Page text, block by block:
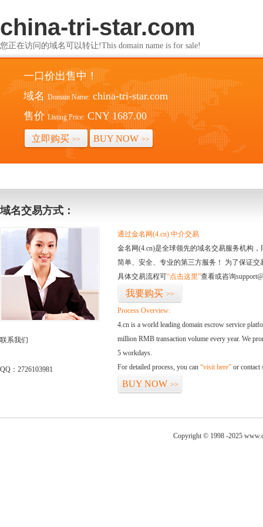
china-tri-star.com
您正在访问的域名可以转让!This domain name is for sale!
一口价出售中！
域名 Domain Name: china-tri-star.com
售价 Listing Price: CNY 1687.00
立即购买 >> BUY NOW >>
域名交易方式：
联系我们
QQ：2726103981
通过金名网(4.cn) 中介交易
金名网(4.cn)是全球领先的域名交易服务机构
简单、安全、专业的第三方服务！ 为了保证
具体交易流程可“点击这里”查看或咨询
我要购买 >>
Process Overview:
4.cn is a world leading domain escrow service
million RMB transaction volume every year. We
5 workdays.
For detailed process, you can “visit here” or contact
BUY NOW >>
Copyright © 1998 -2025